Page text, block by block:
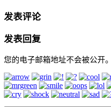
发表评论
发表回复
您的电子邮箱地址不会被公开。